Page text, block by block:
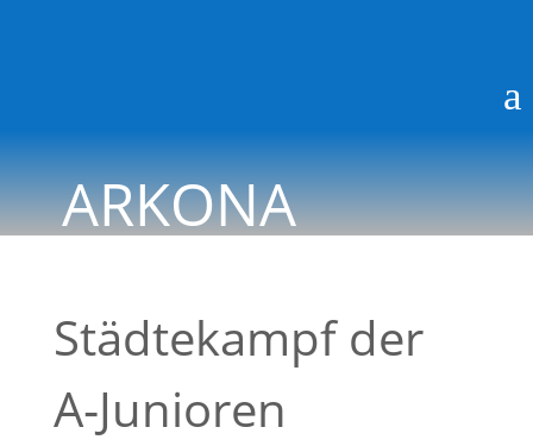
a
ARKONA
Städtekampf der
A‑Junioren